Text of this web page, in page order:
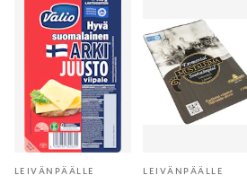
LEIVÄNPÄÄLLE LEIVÄNPÄÄLLE